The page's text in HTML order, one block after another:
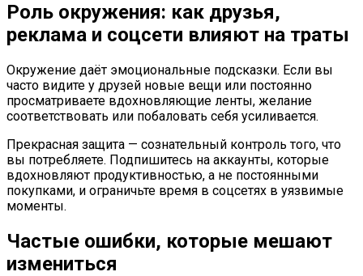
Роль окружения: как друзья,
реклама и соцсети влияют на траты
Окружение даёт эмоциональные подсказки. Если вы
часто видите у друзей новые вещи или постоянно
просматриваете вдохновляющие ленты, желание
соответствовать или побаловать себя усиливается.
Прекрасная защита — сознательный контроль того, что
вы потребляете. Подпишитесь на аккаунты, которые
вдохновляют продуктивностью, а не постоянными
покупками, и ограничьте время в соцсетях в уязвимые
моменты.
Частые ошибки, которые мешают
измениться